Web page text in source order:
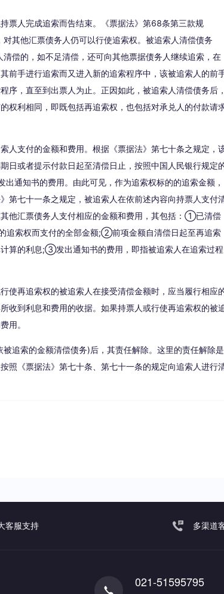
票人完成追索而告结束。《票据法》第68条第三款规
其他汇票债务人仍可以行使追索权。被追索人清偿债务
偿的，如不足清偿，还可向其他票据债务人继续追索，在
前手进行追索而又进入新的追索程序中，该被追索人的前
序，直至到出票人为止。正因如此，被追索人清偿债务后，
权利相同，即既包括再追索权，也包括对承兑人的付款请
人支付的金额和费用。根据《票据法》第七十条之规定，
或者提示付款日起至清偿日止，按照中国人民银行规定
通知书的费用。由此可见，作为追索权标的的追索金额，
第七十一条之规定，被追索人在依前述内容向持票人支付
他汇票债务人支付相应的金额和费用，其包括：①已清偿
追索权而支付的全部金额;②前项金额自清偿日起至再追索
算的利息;③发出通知书的费用，即指被追索人在追索过程
使再追索权的被追索人在接受清偿金额时，应当履行相应
收到利息和费用的收据。如果持票人或行使再追索权的被
用。
追索的金额清偿债务)后，其责任解除。这里的责任解除是
照《票据法》第七十条、第七十一条的规定向追索人进行
客服支持 多渠道
021-51595795